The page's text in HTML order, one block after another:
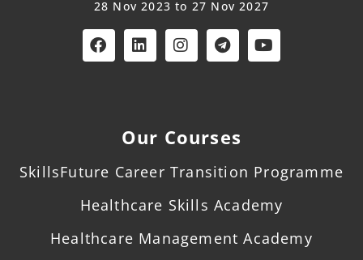
28 Nov 2023 to 27 Nov 2027
Our Courses
SkillsFuture Career Transition Programme
Healthcare Skills Academy
Healthcare Management Academy